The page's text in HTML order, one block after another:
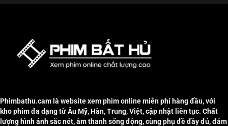
Phimbathu.cam là website xem phim online miễn phí hàng đầu, với
kho phim đa dạng từ Âu Mỹ, Hàn, Trung, Việt, cập nhật liên tục. Chất
lượng hình ảnh sắc nét, âm thanh sống động, cùng phụ đề đầy đủ, đảm